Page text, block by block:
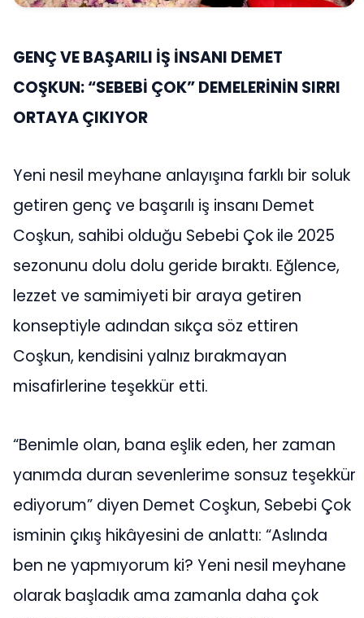
GENÇ VE BAŞARILI İŞ İNSANI DEMET
COŞKUN: “SEBEBİ ÇOK” DEMELERİNİN SIRRI
ORTAYA ÇIKIYOR
Yeni nesil meyhane anlayışına farklı bir soluk
getiren genç ve başarılı iş insanı Demet
Coşkun, sahibi olduğu Sebebi Çok ile 2025
sezonunu dolu dolu geride bıraktı. Eğlence,
lezzet ve samimiyeti bir araya getiren
konseptiyle adından sıkça söz ettiren
Coşkun, kendisini yalnız bırakmayan
misafirlerine teşekkür etti.
“Benimle olan, bana eşlik eden, her zaman
yanımda duran sevenlerime sonsuz teşekkür
ediyorum” diyen Demet Coşkun, Sebebi Çok
isminin çıkış hikâyesini de anlattı: “Aslında
ben ne yapmıyorum ki? Yeni nesil meyhane
olarak başladık ama zamanla daha çok